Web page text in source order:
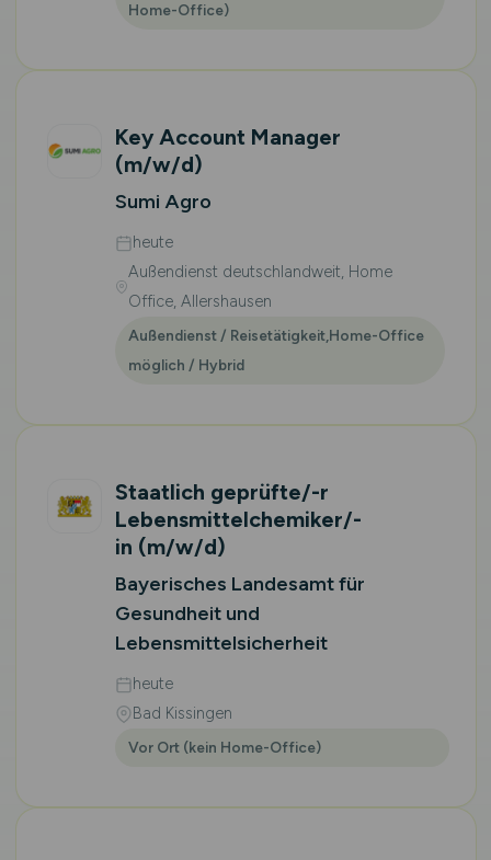
Home-Office)
Key Account Manager
(m/w/d)
Sumi Agro
heute
Außendienst deutschlandweit, Home
Office, Allershausen
Außendienst / Reisetätigkeit,Home-Office
möglich / Hybrid
Staatlich geprüfte/-r
Lebensmittelchemiker/-
in (m/w/d)
Bayerisches Landesamt für
Gesundheit und
Lebensmittelsicherheit
heute
Bad Kissingen
Vor Ort (kein Home-Office)